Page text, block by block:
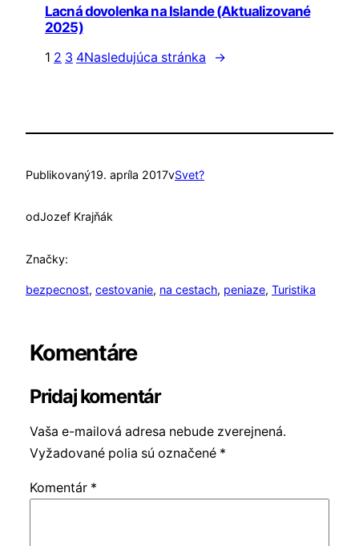
Lacná dovolenka na Islande (Aktualizované
2025)
1 2 3 4Nasledujúca stránka →
Publikovaný19. apríla 2017vSvet?
odJozef Krajňák
Značky:
bezpecnost, cestovanie, na cestach, peniaze, Turistika
Komentáre
Pridaj komentár
Vaša e-mailová adresa nebude zverejnená.
Vyžadované polia sú označené *
Komentár *